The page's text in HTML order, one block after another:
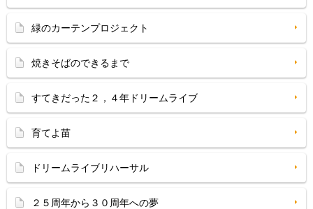
緑のカーテンプロジェクト
焼きそばのできるまで
すてきだった２，４年ドリームライブ
育てよ苗
ドリームライブリハーサル
２５周年から３０周年への夢